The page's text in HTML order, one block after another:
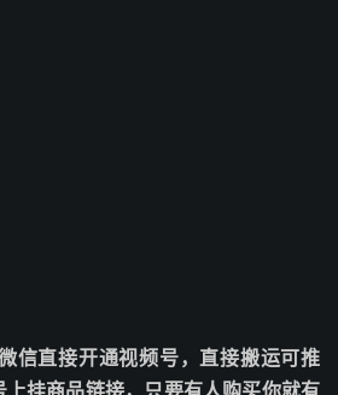
信直接开通视频号，直接搬运可推